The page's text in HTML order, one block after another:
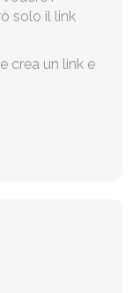
solo il link
crea un link e